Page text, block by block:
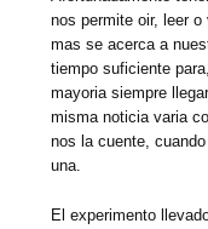
nos permite oir, leer
mas se acerca a
tiempo suficiente
mayoria siempre
misma noticia varia
nos la cuente,
una.
El experimento